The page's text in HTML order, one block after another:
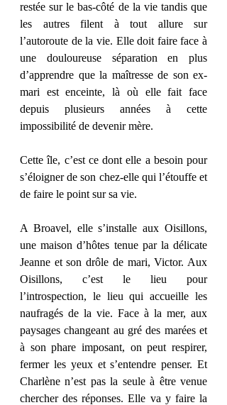
restée sur le bas-côté de la vie tandis que
les autres filent à tout allure sur
l’autoroute de la vie. Elle doit faire face à
une douloureuse séparation en plus
d’apprendre que la maîtresse de son ex-
mari est enceinte, là où elle fait face
depuis plusieurs années à cette
impossibilité de devenir mère.
Cette île, c’est ce dont elle a besoin pour
s’éloigner de son chez-elle qui l’étouffe et
de faire le point sur sa vie.
A Broavel, elle s’installe aux Oisillons,
une maison d’hôtes tenue par la délicate
Jeanne et son drôle de mari, Victor. Aux
Oisillons, c’est le lieu pour
l’introspection, le lieu qui accueille les
naufragés de la vie. Face à la mer, aux
paysages changeant au gré des marées et
à son phare imposant, on peut respirer,
fermer les yeux et s’entendre penser. Et
Charlène n’est pas la seule à être venue
chercher des réponses. Elle va y faire la